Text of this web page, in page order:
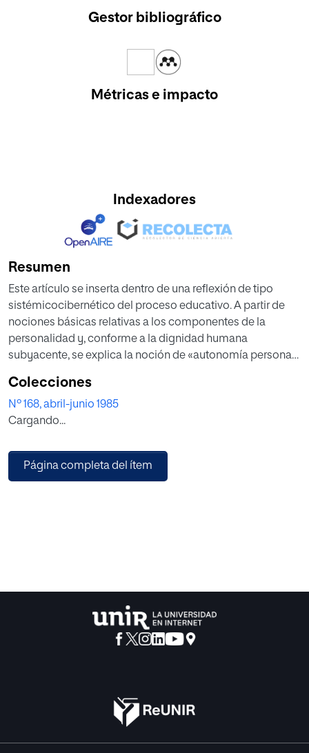
Gestor bibliográfico
Métricas e impacto
Indexadores
Resumen
Este artículo se inserta dentro de una reflexión de tipo
sistémicocibernético del proceso educativo. A partir de
nociones básicas relativas a los componentes de la
personalidad y, conforme a la dignidad humana
subyacente, se explica la noción de «autonomía personal»
educando. Cada acto pedagógico se entiende
estructurado alrededor del «operador humano». En este
proceso de comunicación entre educando y educador
elaborándose currículos ocultos y explícitos. Estos
pueden ser congruentes entre sí, o no, al propio lugar que
correspondencia entre las diversas realidades educativas
y que inciden en cada educando.
Colecciones
Nº 168, abril-junio 1985
Cargando...
Página completa del ítem